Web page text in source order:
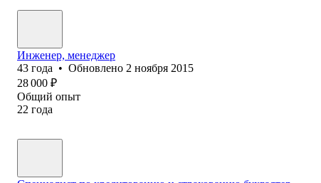
Инженер, менеджер
43 года • Обновлено 2 ноября 2015
28 000 ₽
Общий опыт
22 года